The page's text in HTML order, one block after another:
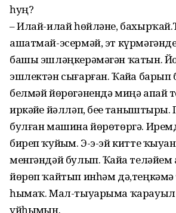
һуң?
– Илай-илай һөйләне,
ашатмай-эсермәй, эт
башы эшләңкерәмәгән ҡатын.
эшлектән сығарған. Ҡайҙа
белмәй йөрөгәнендә миңә апай
иркәйҙе йәлләп, беҙҙе
булған машина йөрөтөргә.
биреп ҡуйҙым. Э-э-эй китте
менгәндәй булып. Ҡайҙа
йөрөп ҡайтып инһәм дә,теңкәмә
һымаҡ. Мал-тыуарыма ҡарауыл
уйһыҙмын.